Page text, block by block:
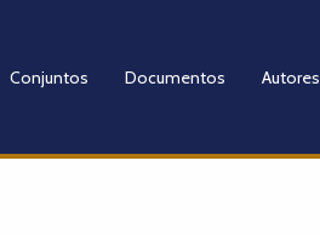
Conjuntos Documentos Autores